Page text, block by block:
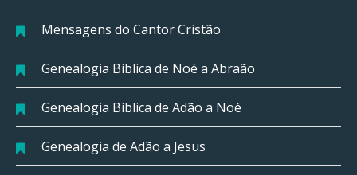
Mensagens do Cantor Cristão
Genealogia Bíblica de Noé a Abraão
Genealogia Bíblica de Adão a Noé
Genealogia de Adão a Jesus